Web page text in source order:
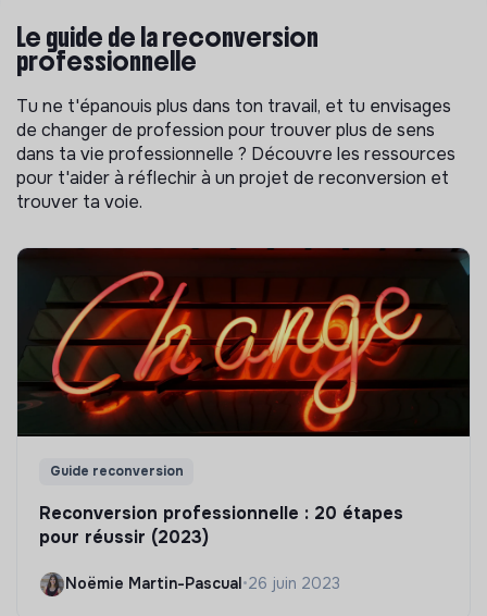
Le guide de la reconversion
professionnelle
Tu ne t'épanouis plus dans ton travail, et tu envisages
de changer de profession pour trouver plus de sens
dans ta vie professionnelle ? Découvre les ressources
pour t'aider à réflechir à un projet de reconversion et
trouver ta voie.
Guide reconversion
Reconversion professionnelle : 20 étapes
pour réussir (2023)
Noëmie Martin-Pascual•26 juin 2023